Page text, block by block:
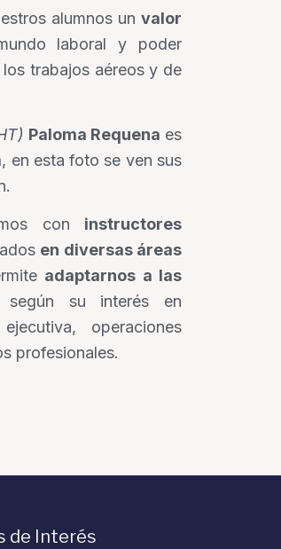
alumnos un valor
laboral y poder
trabajos aéreos y de
Paloma Requena es
, en esta foto se ven sus
con instructores
en diversas áreas
adaptarnos a las
su interés en
operaciones
profesionales.
de Interés